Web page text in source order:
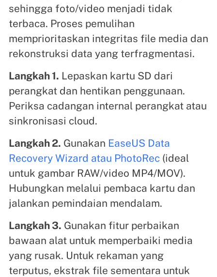
sehingga foto/video menjadi tidak
terbaca. Proses pemulihan
memprioritaskan integritas file media dan
rekonstruksi data yang terfragmentasi.
Langkah 1. Lepaskan kartu SD dari
perangkat dan hentikan penggunaan.
Periksa cadangan internal perangkat atau
sinkronisasi cloud.
Langkah 2. Gunakan EaseUS Data
Recovery Wizard atau PhotoRec(ideal
untuk gambar RAW/video MP4/MOV).
Hubungkan melalui pembaca kartu dan
jalankan pemindaian mendalam.
Langkah 3. Gunakan fitur perbaikan
bawaan alat untuk memperbaiki media
yang rusak. Untuk rekaman yang
terputus, ekstrak file sementara untuk